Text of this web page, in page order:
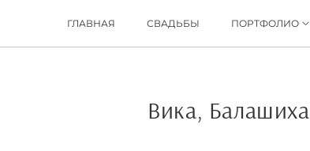
ГЛАВНАЯ СВАДЬБЫ ПОРТФОЛИО
Вика, Балашиха